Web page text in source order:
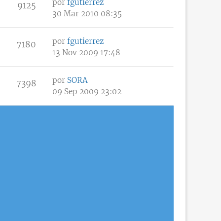
9125 por fgutierrez
30 Mar 2010 08:35
7180 por fgutierrez
13 Nov 2009 17:48
7398 por SORA
09 Sep 2009 23:02